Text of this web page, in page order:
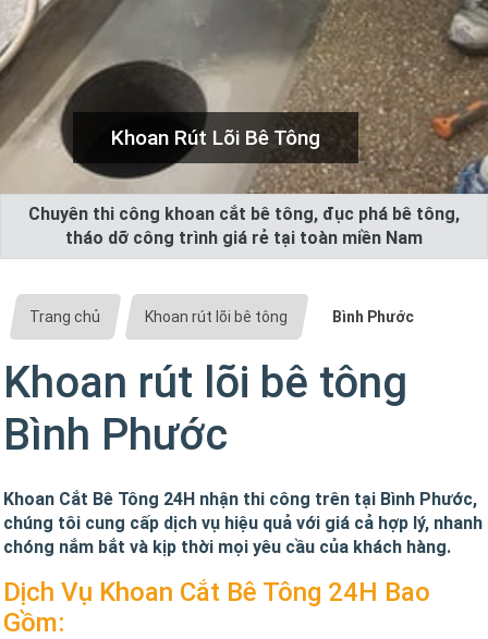
Khoan Rút Lõi Bê Tông
Chuyên thi công khoan cắt bê tông, đục phá bê tông,
tháo dỡ công trình giá rẻ tại toàn miền Nam
Trang chủ Khoan rút lõi bê tông Bình Phước
Khoan rút lõi bê tông
Bình Phước
Khoan Cắt Bê Tông 24H nhận thi công trên tại Bình Phước,
chúng tôi cung cấp dịch vụ hiệu quả với giá cả hợp lý, nhanh
chóng nắm bắt và kịp thời mọi yêu cầu của khách hàng.
Dịch Vụ Khoan Cắt Bê Tông 24H Bao
Gồm: